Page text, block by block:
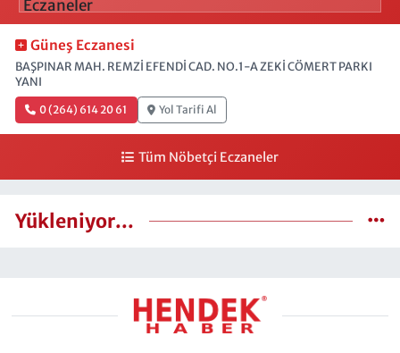
Güneş Eczanesi
BAŞPINAR MAH. REMZİ EFENDİ CAD. NO.1-A ZEKİ CÖMERT PARKI
YANI
0 (264) 614 20 61 Yol Tarifi Al
Tüm Nöbetçi Eczaneler
Yükleniyor...